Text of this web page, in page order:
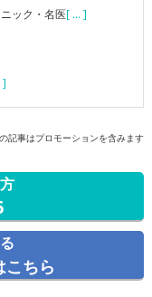
ック・名医[ ... ]
]
記事はプロモーションを含みます
こちら